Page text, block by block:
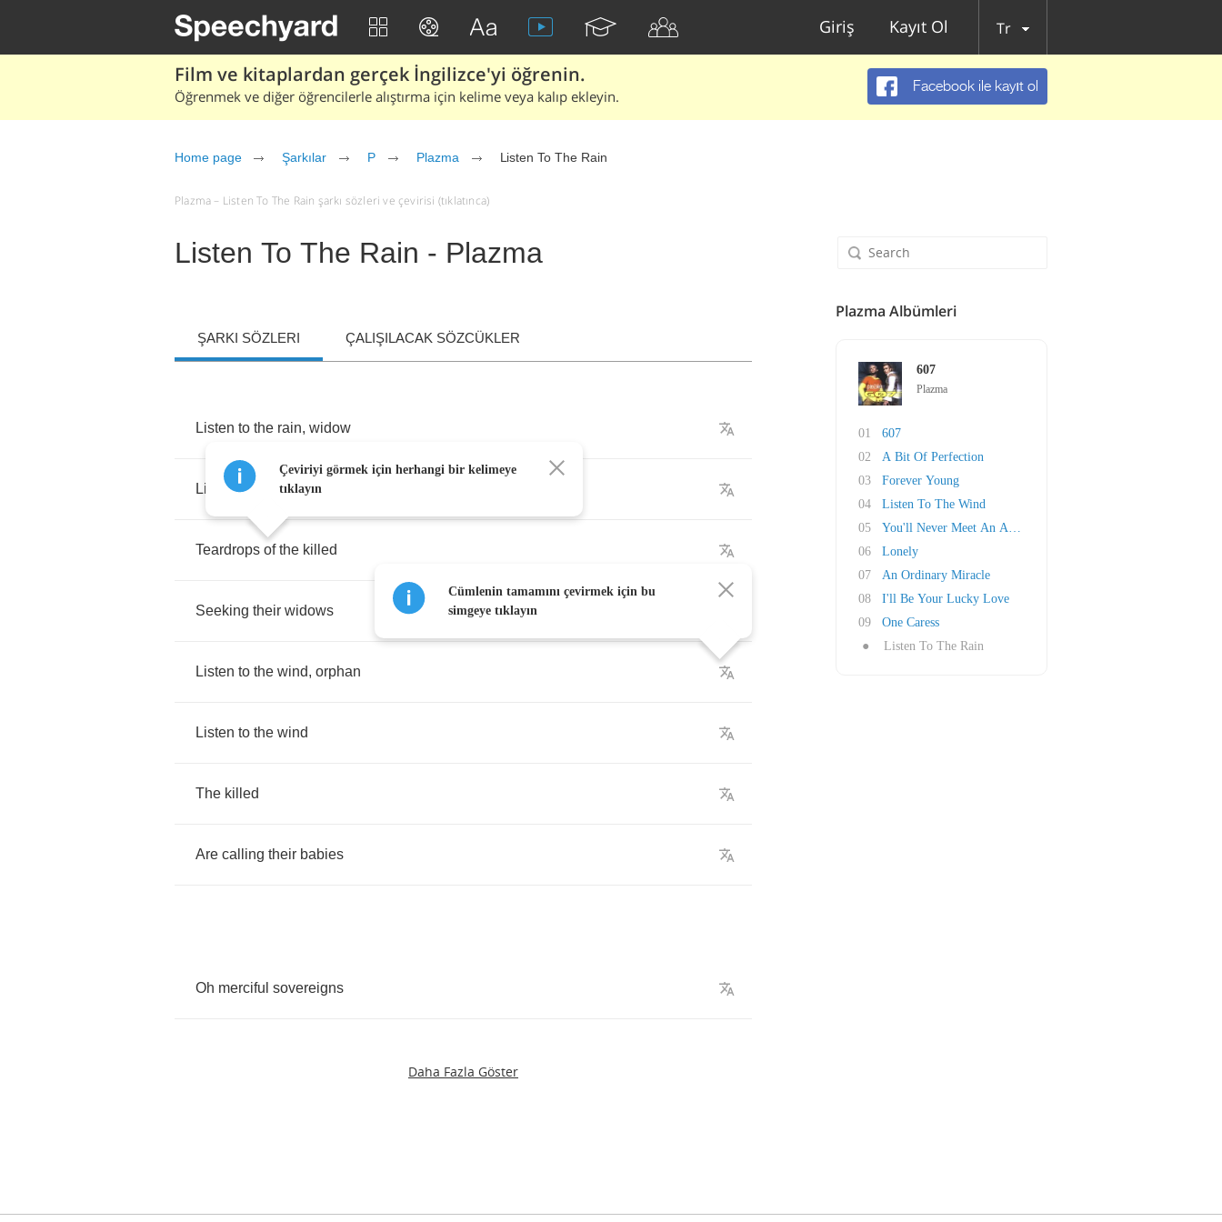
Giriş Kayıt Ol Tr
Film ve kitaplardan gerçek İngilizce'yi öğrenin.
Öğrenmek ve diğer öğrencilerle alıştırma için kelime veya kalıp ekleyin.
Facebook ile kayıt ol
Home page Şarkılar P Plazma Listen To The Rain
Plazma – Listen To The Rain şarkı sözleri ve çevirisi (tıklatınca)
Listen To The Rain - Plazma
ŞARKI SÖZLERI ÇALIŞILACAK SÖZCÜKLER
Listen to the rain, widow
Listen to the rain
Teardrops of the killed
Seeking their widows
Listen to the wind, orphan
Listen to the wind
The killed
Are calling their babies
Oh merciful sovereigns
Daha Fazla Göster
Çeviriyi görmek için herhangi bir kelimeye
tıklayın
Cümlenin tamamını çevirmek için bu
simgeye tıklayın
Plazma Albümleri
607
Plazma
01
607
02
A Bit Of Perfection
03
Forever Young
04
Listen To The Wind
05
You'll Never Meet An Angel
06
Lonely
07
An Ordinary Miracle
08
I'll Be Your Lucky Love
09
One Caress
●
Listen To The Rain